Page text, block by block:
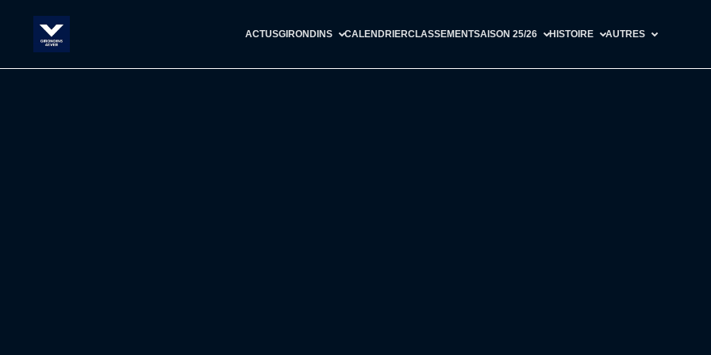
ACTUSGIRONDINS CALENDRIERCLASSEMENTSAISON 25/26 HISTOIRE AUTRES